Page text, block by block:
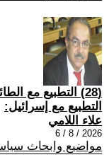
(28) التطبيع مع
التطبيع مع إسرائيل:
علاء اللامي
2026 / 8 / 6
مواضيع وابحاث